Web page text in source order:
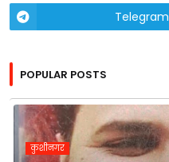
Telegram
POPULAR POSTS
कुशीनगर